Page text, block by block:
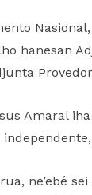
hanesan
Amaral
ne’ebé